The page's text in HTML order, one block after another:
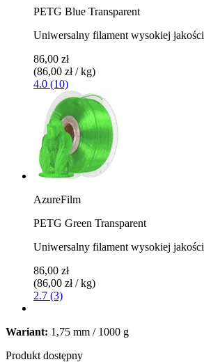
PETG Blue Transparent
Uniwersalny filament wysokiej jakości
86,00 zł
(86,00 zł / kg)
4.0 (10)
AzureFilm
PETG Green Transparent
Uniwersalny filament wysokiej jakości
86,00 zł
(86,00 zł / kg)
2.7 (3)
Wariant: 1,75 mm / 1000 g
Produkt dostępny